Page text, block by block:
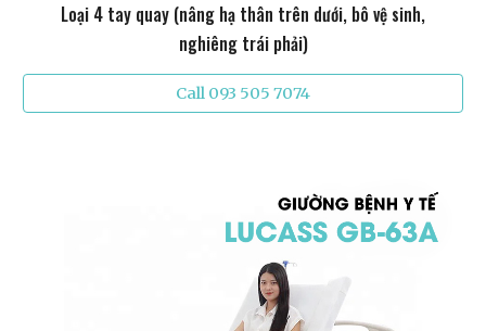
Loại 4 tay quay (nâng hạ thân trên dưới, bô vệ sinh,
nghiêng trái phải)
Call 093 505 7074